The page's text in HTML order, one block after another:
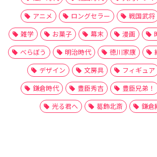
アニメ
ロングセラー 戦国武将
雑学
お菓子 幕末 漫画
べらぼう
明治時代 徳川家康
デザイン
文房具 フィギュア
鎌倉時代
豊臣秀吉 豊臣兄弟！
光る君へ
葛飾北斎 鎌倉